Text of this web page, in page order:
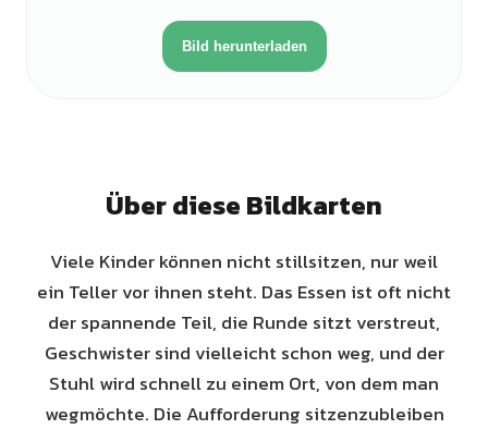
Bild herunterladen
Über diese Bildkarten
Viele Kinder können nicht stillsitzen, nur weil
ein Teller vor ihnen steht. Das Essen ist oft nicht
der spannende Teil, die Runde sitzt verstreut,
Geschwister sind vielleicht schon weg, und der
Stuhl wird schnell zu einem Ort, von dem man
wegmöchte. Die Aufforderung sitzenzubleiben